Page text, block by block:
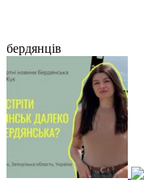
бердянців